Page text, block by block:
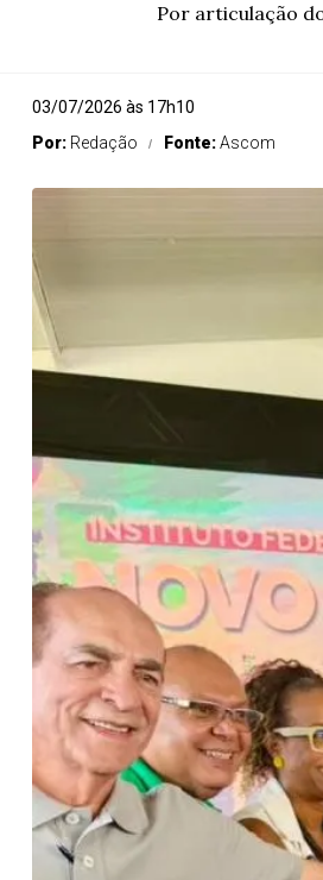
Por articulação
03/07/2026 às 17h10
Por: Redação Fonte:Ascom